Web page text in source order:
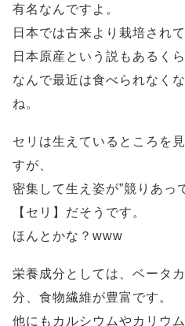
有名なんですよ。
日本では古来より栽培され
日本原産という説もあるくら
なんで最近は食べられなく
ね。
セリは生えているところを
すが、
密集して生え姿が”競りあっ
【セリ】だそうです。
ほんとかな？www
栄養成分としては、ベータ
分、食物繊維が豊富です。
他にもカルシウムやカリウ